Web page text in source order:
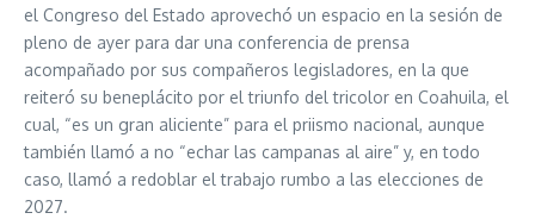
el Congreso del Estado aprovechó un espacio en la sesión de
pleno de ayer para dar una conferencia de prensa
acompañado por sus compañeros legisladores, en la que
reiteró su beneplácito por el triunfo del tricolor en Coahuila, el
cual, “es un gran aliciente” para el priismo nacional, aunque
también llamó a no “echar las campanas al aire” y, en todo
caso, llamó a redoblar el trabajo rumbo a las elecciones de
2027.